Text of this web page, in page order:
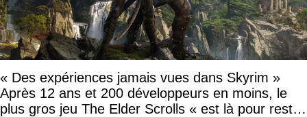
« Des expériences jamais vues dans Skyrim »
Après 12 ans et 200 développeurs en moins, le
plus gros jeu The Elder Scrolls « est là pour rester